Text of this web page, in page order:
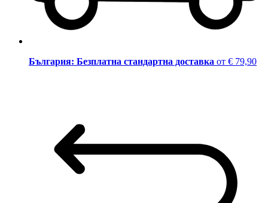
България: Безплатна стандартна доставка от € 79,90